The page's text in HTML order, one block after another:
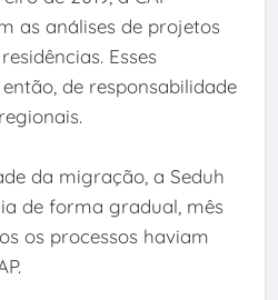
as análises de projetos
Esses
de responsabilidade
da migração, a Seduh
de forma gradual, mês
os processos haviam